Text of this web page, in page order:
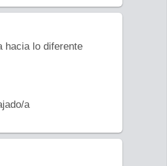
hacia lo diferente
a